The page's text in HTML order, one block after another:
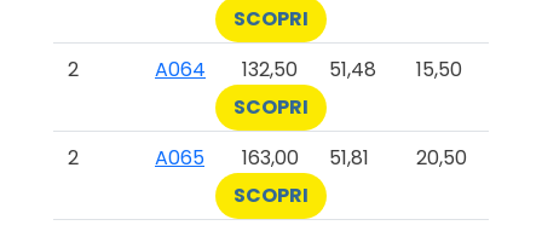
SCOPRI
2
A064 132,50 51,48
15,50
SCOPRI
2
A065 163,00 51,81
20,50
SCOPRI